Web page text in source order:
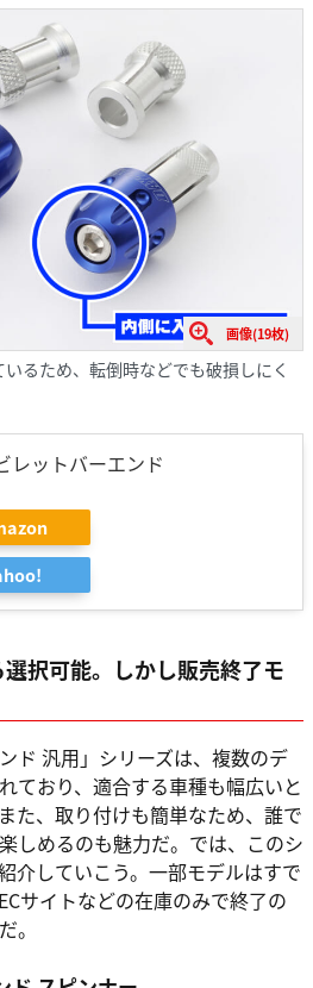
画像(19枚)
るため、転倒時などでも破損しにく
レットバーエンド
択可能。しかし販売終了モ
ド 汎用」シリーズは、複数のデ
ており、適合する車種も幅広いと
た、取り付けも簡単なため、誰で
しめるのも魅力だ。では、このシ
介していこう。一部モデルはすで
サイトなどの在庫のみで終了の
。